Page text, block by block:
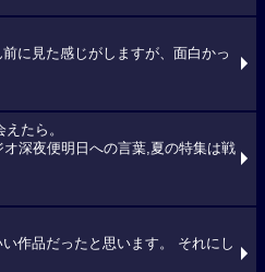
に見た感じがしますが、面白かっ
たら。
オ深夜便明日への言葉,夏の特集は戦
作品だったと思います。 それにし